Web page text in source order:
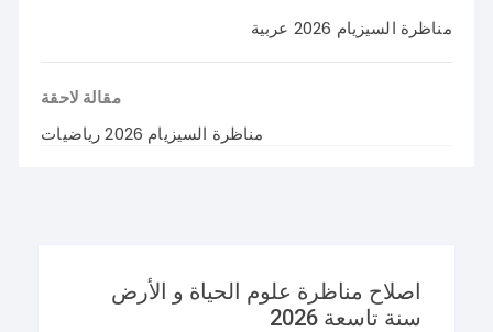
مناظرة السيزيام 2026 عربية
مقالة لاحقة
مناظرة السيزيام 2026 رياضيات
اصلاح مناظرة علوم الحياة و الأرض
سنة تاسعة 2026